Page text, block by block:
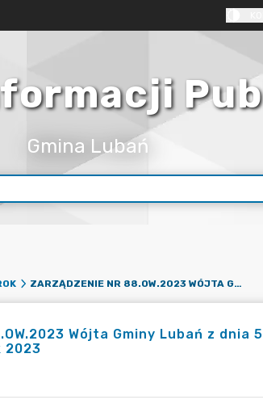
Gmina Lubań
ZARZĄDZENIE NR 88.OW.2023 WÓJTA GMINY LUBAŃ Z DNIA 5 GRUDNIA 2023 R. W SPRAWIE ZMIANY UCHWAŁY BUDŻETOWEJ NA ROK 2023
Wójta Gminy Lubań z
2023